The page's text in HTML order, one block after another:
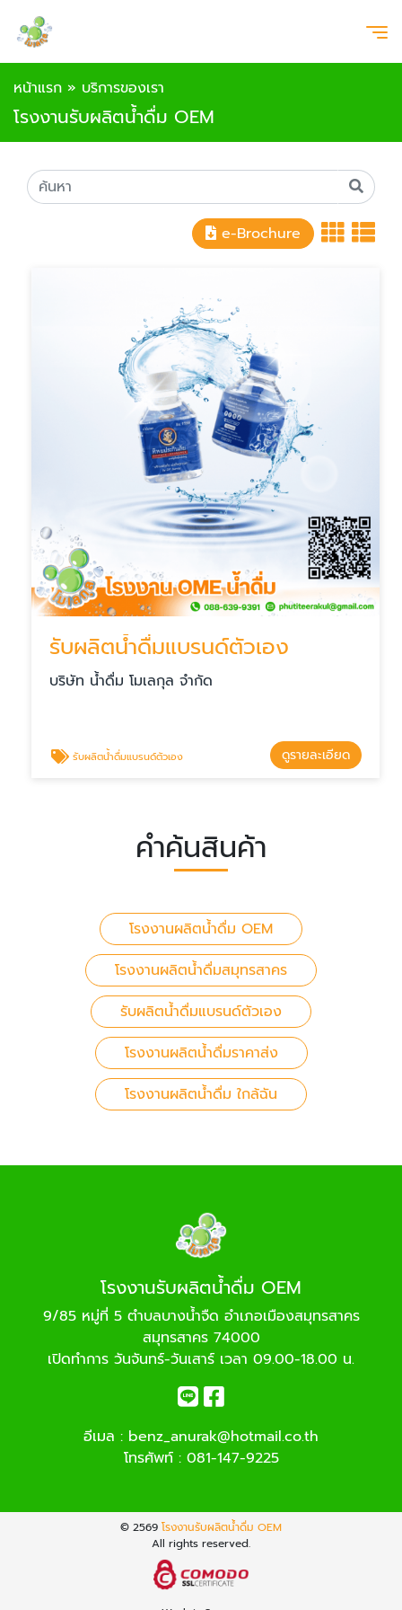
หน้าแรก » บริการของเรา
โรงงานรับผลิตน้ำดื่ม OEM
e-Brochure
รับผลิตน้ำดื่มแบรนด์ตัวเอง
บริษัท น้ำดื่ม โมเลกุล จำกัด
รับผลิตน้ำดื่มแบรนด์ตัวเอง ดูรายละเอียด
คำค้นสินค้า
โรงงานผลิตน้ำดื่ม OEM
โรงงานผลิตน้ำดื่มสมุทรสาคร
รับผลิตน้ำดื่มแบรนด์ตัวเอง
โรงงานผลิตน้ำดื่มราคาส่ง
โรงงานผลิตน้ำดื่ม ใกล้ฉัน
โรงงานรับผลิตน้ำดื่ม OEM
9/85 หมู่ที่ 5 ตำบลบางน้ำจืด อำเภอเมืองสมุทรสาคร
สมุทรสาคร 74000
เปิดทำการ วันจันทร์-วันเสาร์ เวลา 09.00-18.00 น.
อีเมล : benz_anurak@hotmail.co.th
โทรศัพท์ : 081-147-9225
© 2569 โรงงานรับผลิตน้ำดื่ม OEM
All rights reserved.